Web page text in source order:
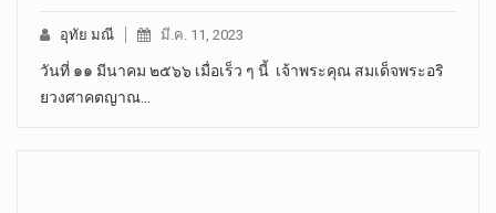
อุทัย มณี มี.ค. 11, 2023
วันที่ ๑๑ มีนาคม ๒๕๖๖ เมื่อเร็ว ๆ นี้ เจ้าพระคุณ สมเด็จพระอริ
ยวงศาคตญาณ…